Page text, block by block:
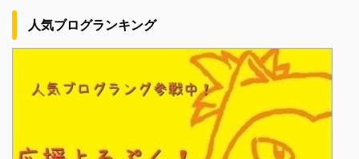
人気ブログランキング